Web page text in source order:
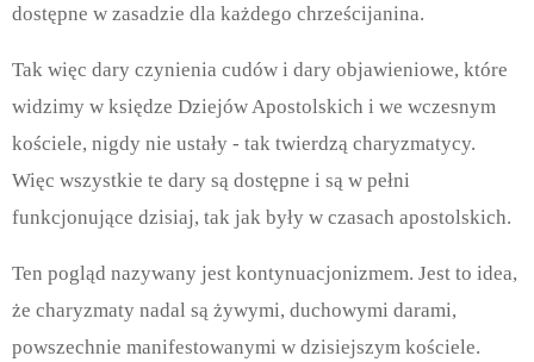
dostępne w zasadzie dla każdego chrześcijanina.
Tak więc dary czynienia cudów i dary objawieniowe, które
widzimy w księdze Dziejów Apostolskich i we wczesnym
kościele, nigdy nie ustały - tak twierdzą charyzmatycy.
Więc wszystkie te dary są dostępne i są w pełni
funkcjonujące dzisiaj, tak jak były w czasach apostolskich.
Ten pogląd nazywany jest kontynuacjonizmem. Jest to idea,
że charyzmaty nadal są żywymi, duchowymi darami,
powszechnie manifestowanymi w dzisiejszym kościele.